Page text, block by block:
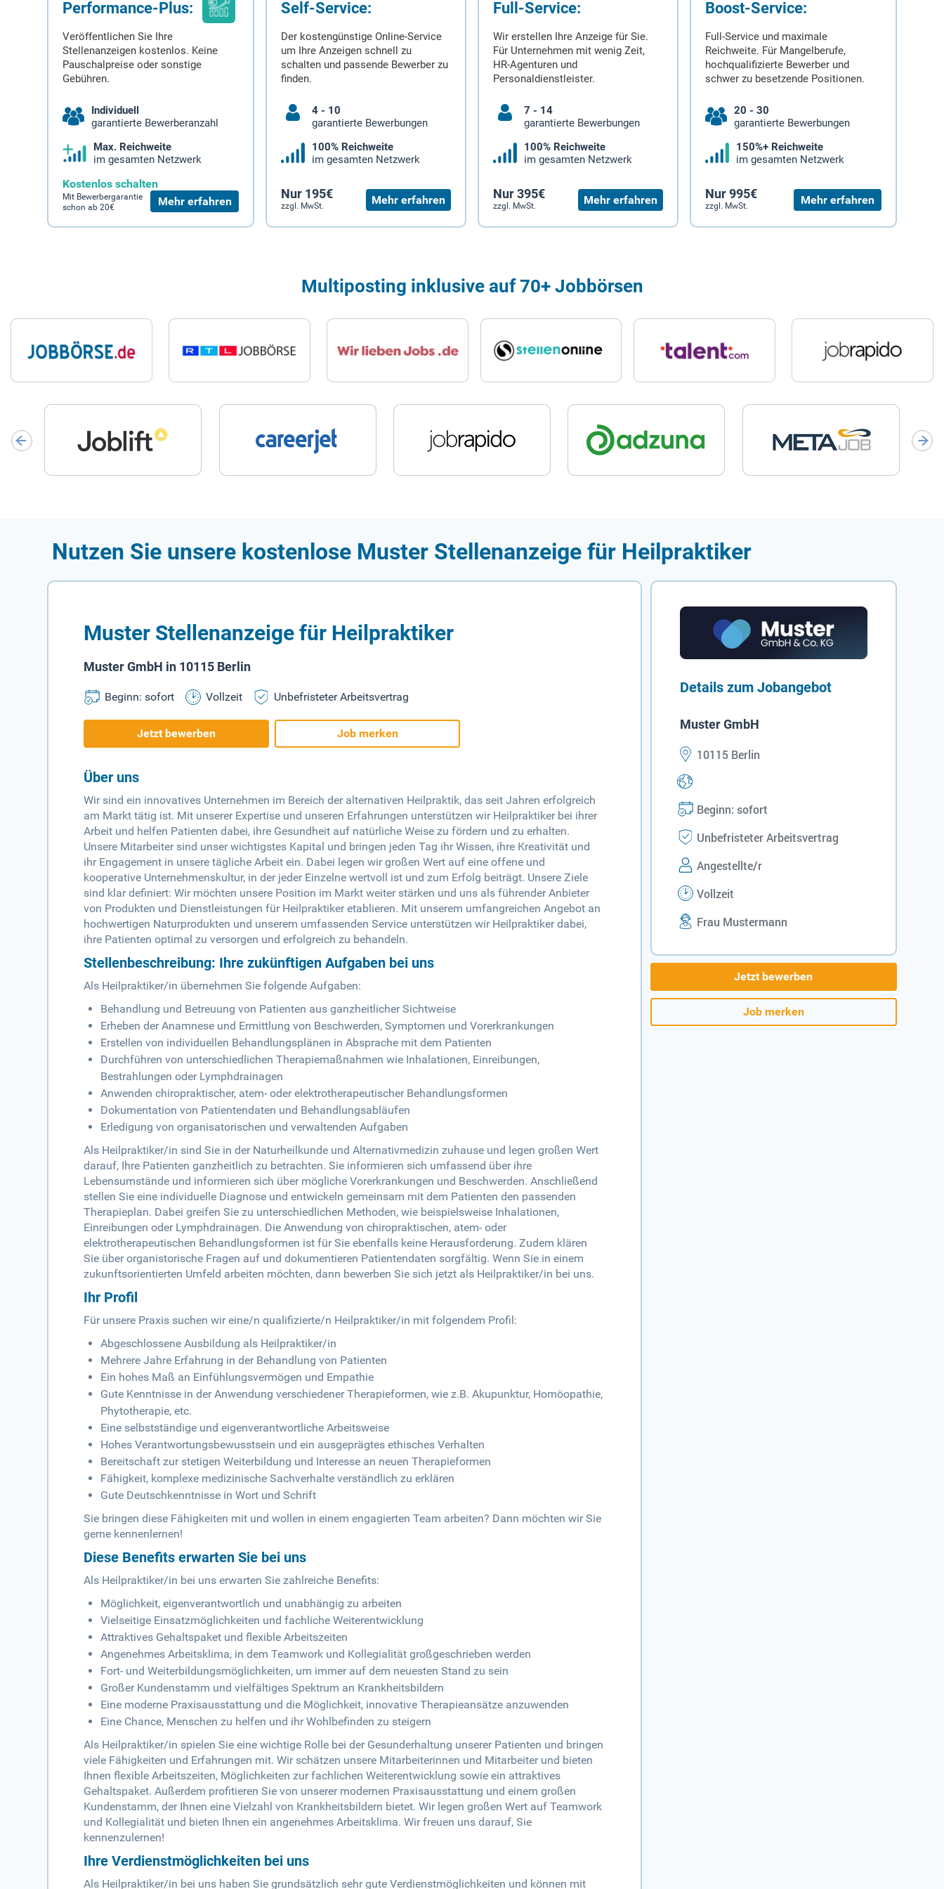
Performance-Plus:
Veröffentlichen Sie Ihre
Stellenanzeigen kostenlos. Keine
Pauschalpreise oder sonstige
Gebühren.
Individuell
garantierte Bewerberanzahl
Max. Reichweite
im gesamten Netzwerk
Kostenlos schalten
Mit Bewerbergarantie
schon ab 20€
Mehr erfahren
Self-Service:
Der kostengünstige Online-Service
um Ihre Anzeigen schnell zu
schalten und passende Bewerber zu
finden.
4 - 10
garantierte Bewerbungen
100% Reichweite
im gesamten Netzwerk
Nur 195€
zzgl. MwSt. Mehr erfahren
Full-Service:
Wir erstellen Ihre Anzeige für Sie.
Für Unternehmen mit wenig Zeit,
HR-Agenturen und
Personaldienstleister.
7 - 14
garantierte Bewerbungen
100% Reichweite
im gesamten Netzwerk
Nur 395€
zzgl. MwSt. Mehr erfahren
Boost-Service:
Full-Service und maximale
Reichweite. Für Mangelberufe,
hochqualifizierte Bewerber und
schwer zu besetzende Positionen.
20 - 30
garantierte Bewerbungen
150%+ Reichweite
im gesamten Netzwerk
Nur 995€
zzgl. MwSt. Mehr erfahren
Multiposting inklusive auf 70+ Jobbörsen
Nutzen Sie unsere kostenlose Muster Stellenanzeige für Heilpraktiker
Muster Stellenanzeige für Heilpraktiker
Muster GmbH in 10115 Berlin
Beginn: sofort Vollzeit Unbefristeter Arbeitsvertrag
Jetzt bewerben Job merken
Über uns
Wir sind ein innovatives Unternehmen im Bereich der alternativen Heilpraktik, das seit Jahren erfolgreich
am Markt tätig ist. Mit unserer Expertise und unseren Erfahrungen unterstützen wir Heilpraktiker bei ihrer
Arbeit und helfen Patienten dabei, ihre Gesundheit auf natürliche Weise zu fördern und zu erhalten.
Unsere Mitarbeiter sind unser wichtigstes Kapital und bringen jeden Tag ihr Wissen, ihre Kreativität und
ihr Engagement in unsere tägliche Arbeit ein. Dabei legen wir großen Wert auf eine offene und
kooperative Unternehmenskultur, in der jeder Einzelne wertvoll ist und zum Erfolg beiträgt. Unsere Ziele
sind klar definiert: Wir möchten unsere Position im Markt weiter stärken und uns als führender Anbieter
von Produkten und Dienstleistungen für Heilpraktiker etablieren. Mit unserem umfangreichen Angebot an
hochwertigen Naturprodukten und unserem umfassenden Service unterstützen wir Heilpraktiker dabei,
ihre Patienten optimal zu versorgen und erfolgreich zu behandeln.
Stellenbeschreibung: Ihre zukünftigen Aufgaben bei uns
Als Heilpraktiker/in übernehmen Sie folgende Aufgaben:
Behandlung und Betreuung von Patienten aus ganzheitlicher Sichtweise
Erheben der Anamnese und Ermittlung von Beschwerden, Symptomen und Vorerkrankungen
Erstellen von individuellen Behandlungsplänen in Absprache mit dem Patienten
Durchführen von unterschiedlichen Therapiemaßnahmen wie Inhalationen, Einreibungen,
Bestrahlungen oder Lymphdrainagen
Anwenden chiropraktischer, atem- oder elektrotherapeutischer Behandlungsformen
Dokumentation von Patientendaten und Behandlungsabläufen
Erledigung von organisatorischen und verwaltenden Aufgaben
Als Heilpraktiker/in sind Sie in der Naturheilkunde und Alternativmedizin zuhause und legen großen Wert
darauf, Ihre Patienten ganzheitlich zu betrachten. Sie informieren sich umfassend über ihre
Lebensumstände und informieren sich über mögliche Vorerkrankungen und Beschwerden. Anschließend
stellen Sie eine individuelle Diagnose und entwickeln gemeinsam mit dem Patienten den passenden
Therapieplan. Dabei greifen Sie zu unterschiedlichen Methoden, wie beispielsweise Inhalationen,
Einreibungen oder Lymphdrainagen. Die Anwendung von chiropraktischen, atem- oder
elektrotherapeutischen Behandlungsformen ist für Sie ebenfalls keine Herausforderung. Zudem klären
Sie über organistorische Fragen auf und dokumentieren Patientendaten sorgfältig. Wenn Sie in einem
zukunftsorientierten Umfeld arbeiten möchten, dann bewerben Sie sich jetzt als Heilpraktiker/in bei uns.
Ihr Profil
Für unsere Praxis suchen wir eine/n qualifizierte/n Heilpraktiker/in mit folgendem Profil:
Abgeschlossene Ausbildung als Heilpraktiker/in
Mehrere Jahre Erfahrung in der Behandlung von Patienten
Ein hohes Maß an Einfühlungsvermögen und Empathie
Gute Kenntnisse in der Anwendung verschiedener Therapieformen, wie z.B. Akupunktur, Homöopathie,
Phytotherapie, etc.
Eine selbstständige und eigenverantwortliche Arbeitsweise
Hohes Verantwortungsbewusstsein und ein ausgeprägtes ethisches Verhalten
Bereitschaft zur stetigen Weiterbildung und Interesse an neuen Therapieformen
Fähigkeit, komplexe medizinische Sachverhalte verständlich zu erklären
Gute Deutschkenntnisse in Wort und Schrift
Sie bringen diese Fähigkeiten mit und wollen in einem engagierten Team arbeiten? Dann möchten wir Sie
gerne kennenlernen!
Diese Benefits erwarten Sie bei uns
Als Heilpraktiker/in bei uns erwarten Sie zahlreiche Benefits:
Möglichkeit, eigenverantwortlich und unabhängig zu arbeiten
Vielseitige Einsatzmöglichkeiten und fachliche Weiterentwicklung
Attraktives Gehaltspaket und flexible Arbeitszeiten
Angenehmes Arbeitsklima, in dem Teamwork und Kollegialität großgeschrieben werden
Fort- und Weiterbildungsmöglichkeiten, um immer auf dem neuesten Stand zu sein
Großer Kundenstamm und vielfältiges Spektrum an Krankheitsbildern
Eine moderne Praxisausstattung und die Möglichkeit, innovative Therapieansätze anzuwenden
Eine Chance, Menschen zu helfen und ihr Wohlbefinden zu steigern
Als Heilpraktiker/in spielen Sie eine wichtige Rolle bei der Gesunderhaltung unserer Patienten und bringen
viele Fähigkeiten und Erfahrungen mit. Wir schätzen unsere Mitarbeiterinnen und Mitarbeiter und bieten
Ihnen flexible Arbeitszeiten, Möglichkeiten zur fachlichen Weiterentwicklung sowie ein attraktives
Gehaltspaket. Außerdem profitieren Sie von unserer modernen Praxisausstattung und einem großen
Kundenstamm, der Ihnen eine Vielzahl von Krankheitsbildern bietet. Wir legen großen Wert auf Teamwork
und Kollegialität und bieten Ihnen ein angenehmes Arbeitsklima. Wir freuen uns darauf, Sie
kennenzulernen!
Ihre Verdienstmöglichkeiten bei uns
Als Heilpraktiker/in bei uns haben Sie grundsätzlich sehr gute Verdienstmöglichkeiten und können mit
Details zum Jobangebot
Muster GmbH
10115 Berlin
Beginn: sofort
Unbefristeter Arbeitsvertrag
Angestellte/r
Vollzeit
Frau Mustermann
Jetzt bewerben
Job merken